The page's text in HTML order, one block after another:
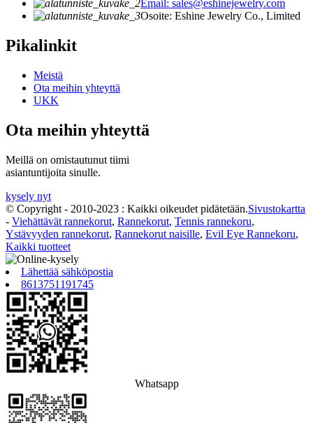
Email: sales@eshinejewelry.com
Osoite: Eshine Jewelry Co., Limited
Pikalinkit
Meistä
Ota meihin yhteyttä
UKK
Ota meihin yhteyttä
Meillä on omistautunut tiimi
asiantuntijoita sinulle.
kysely nyt
© Copyright - 2010-2023 : Kaikki oikeudet pidätetään.Sivustokartta
- Viehättävät rannekorut, Rannekorut, Tennis rannekoru,
Ystävyyden rannekorut, Rannekorut naisille, Evil Eye Rannekoru,
Kaikki tuotteet
Lähettää sähköpostia
8613751191745
Whatsapp